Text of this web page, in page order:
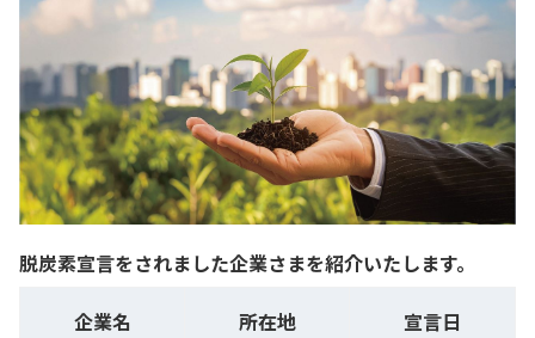
脱炭素宣言をされました企業さまを紹介いたします。
企業名 所在地 宣言日